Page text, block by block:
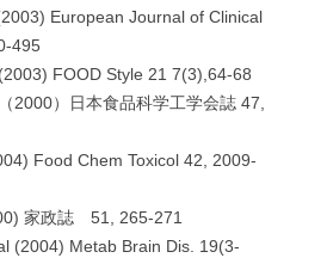
European Journal of Clinical
495
FOOD Style 21 7(3),64-68
2000）日本食品科学工学会誌 47,
Food Chem Toxicol 42, 2009-
家政誌 51, 265-271
(2004) Metab Brain Dis. 19(3-